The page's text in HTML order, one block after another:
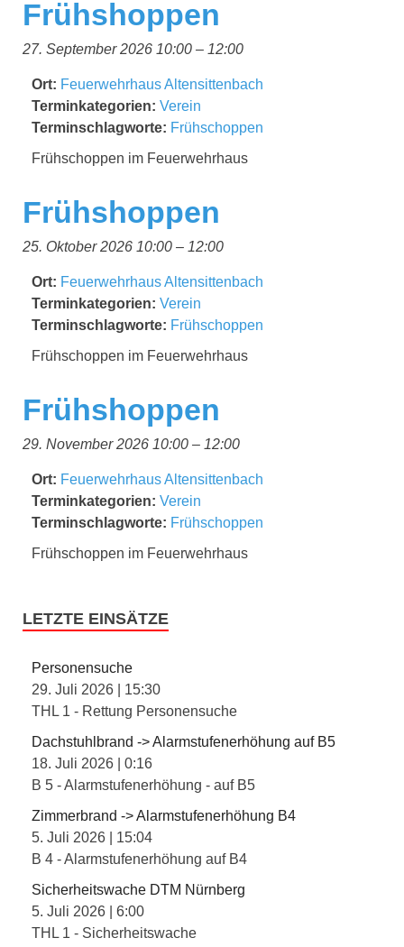
Frühshoppen
27. September 2026 10:00 – 12:00
Ort: Feuerwehrhaus Altensittenbach
Terminkategorien: Verein
Terminschlagworte: Frühschoppen
Frühschoppen im Feuerwehrhaus
Frühshoppen
25. Oktober 2026 10:00 – 12:00
Ort: Feuerwehrhaus Altensittenbach
Terminkategorien: Verein
Terminschlagworte: Frühschoppen
Frühschoppen im Feuerwehrhaus
Frühshoppen
29. November 2026 10:00 – 12:00
Ort: Feuerwehrhaus Altensittenbach
Terminkategorien: Verein
Terminschlagworte: Frühschoppen
Frühschoppen im Feuerwehrhaus
LETZTE EINSÄTZE
Personensuche
29. Juli 2026
15:30
THL 1 - Rettung Personensuche
Dachstuhlbrand -> Alarmstufenerhöhung auf B5
18. Juli 2026
0:16
B 5 - Alarmstufenerhöhung - auf B5
Zimmerbrand -> Alarmstufenerhöhung B4
5. Juli 2026
15:04
B 4 - Alarmstufenerhöhung auf B4
Sicherheitswache DTM Nürnberg
5. Juli 2026
6:00
THL 1 - Sicherheitswache